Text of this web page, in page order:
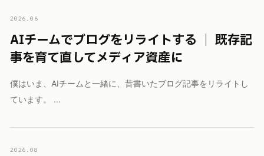
2026.06
AIチームでブログをリライトする ｜ 既存記
事を育て直してメディア資産に
僕はいま、AIチームと一緒に、昔書いたブログ記事をリライトし
ています。 ...
2026.08